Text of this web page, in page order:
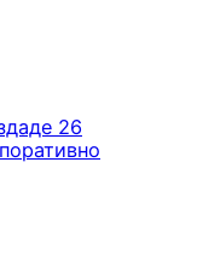
26